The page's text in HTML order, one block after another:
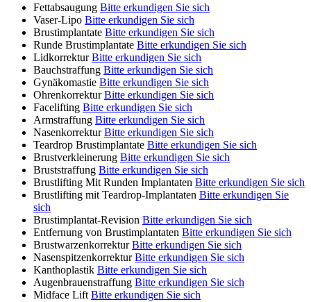
Fettabsaugung Bitte erkundigen Sie sich
Vaser-Lipo Bitte erkundigen Sie sich
Brustimplantate Bitte erkundigen Sie sich
Runde Brustimplantate Bitte erkundigen Sie sich
Lidkorrektur Bitte erkundigen Sie sich
Bauchstraffung Bitte erkundigen Sie sich
Gynäkomastie Bitte erkundigen Sie sich
Ohrenkorrektur Bitte erkundigen Sie sich
Facelifting Bitte erkundigen Sie sich
Armstraffung Bitte erkundigen Sie sich
Nasenkorrektur Bitte erkundigen Sie sich
Teardrop Brustimplantate Bitte erkundigen Sie sich
Brustverkleinerung Bitte erkundigen Sie sich
Bruststraffung Bitte erkundigen Sie sich
Brustlifting Mit Runden Implantaten Bitte erkundigen Sie sich
Brustlifting mit Teardrop-Implantaten Bitte erkundigen Sie
sich
Brustimplantat-Revision Bitte erkundigen Sie sich
Entfernung von Brustimplantaten Bitte erkundigen Sie sich
Brustwarzenkorrektur Bitte erkundigen Sie sich
Nasenspitzenkorrektur Bitte erkundigen Sie sich
Kanthoplastik Bitte erkundigen Sie sich
Augenbrauenstraffung Bitte erkundigen Sie sich
Midface Lift Bitte erkundigen Sie sich